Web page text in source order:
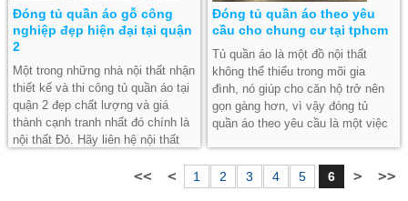
Đóng tủ quần áo gỗ công
nghiệp đẹp hiện đại tại quận
2
Một trong những nhà nội thất nhận
thiết kế và thi công tủ quần áo tại
quận 2 đẹp chất lượng và giá
thành cạnh tranh nhất đó chính là
nội thất Đỏ. Hãy liên hệ nội thất
Đóng tủ quần áo theo yêu
cầu cho chung cư tại tphcm
Tủ quần áo là một đồ nội thất
không thể thiếu trong mõi gia
đình, nó giúp cho căn hộ trở nên
gọn gàng hơn, vì vậy đóng tủ
quần áo theo yêu cầu là một việc
ngay Nội Thất Đỏ để đóng tủ quần
áo cho bạn đẹp và chất lượng
1 2 3 4 5 6